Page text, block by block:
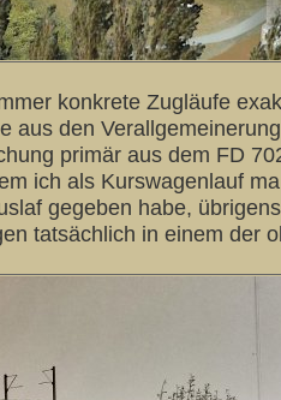
konkrete Zugläufe
aus den
primär aus dem FD
ich als Kurswagenlauf
gegeben habe,
tatsächlich in einem der